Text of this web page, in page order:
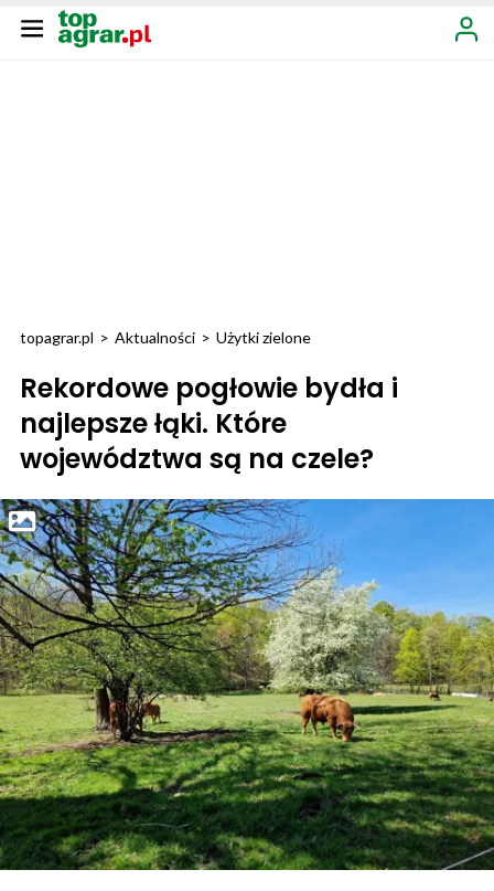
topagrar.pl > Aktualności > Użytki zielone
Rekordowe pogłowie bydła i
najlepsze łąki. Które
województwa są na czele?